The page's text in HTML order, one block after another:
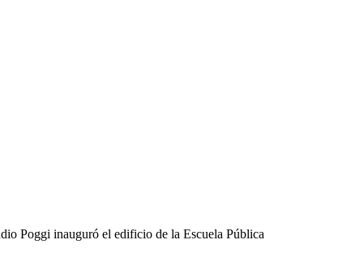
Poggi inauguró el edificio de la Escuela Pública